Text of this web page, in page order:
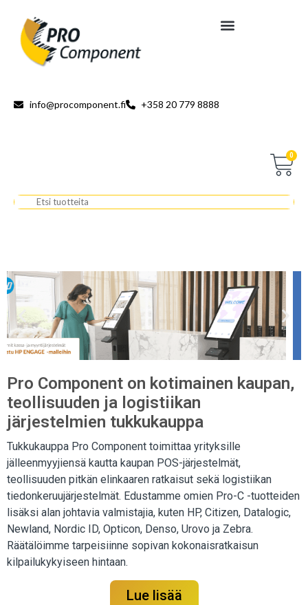
info@procomponent.fi +358 20 779 8888
0
Pro Component on kotimainen kaupan,
teollisuuden ja logistiikan
järjestelmien tukkukauppa
Tukkukauppa Pro Component toimittaa yrityksille
jälleenmyyjiensä kautta kaupan POS-järjestelmät,
teollisuuden pitkän elinkaaren ratkaisut sekä logistiikan
tiedonkeruujärjestelmät. Edustamme omien Pro-C -tuotteiden
lisäksi alan johtavia valmistajia, kuten HP, Citizen, Datalogic,
Newland, Nordic ID, Opticon, Denso, Urovo ja Zebra.
Räätälöimme tarpeisiinne sopivan kokonaisratkaisun
kilpailukykyiseen hintaan.
Lue lisää